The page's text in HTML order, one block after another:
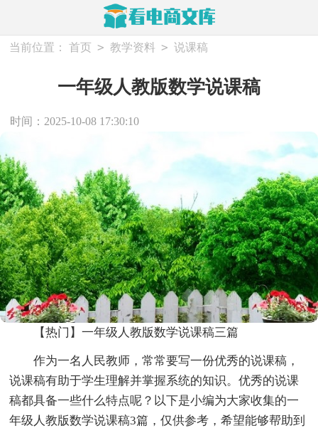
当前位置： 首页 > 教学资料 > 说课稿
一年级人教版数学说课稿
时间：2025-10-08 17:30:10
【热门】一年级人教版数学说课稿三篇
作为一名人民教师，常常要写一份优秀的说课稿，
说课稿有助于学生理解并掌握系统的知识。优秀的说课
稿都具备一些什么特点呢？以下是小编为大家收集的一
年级人教版数学说课稿3篇，仅供参考，希望能够帮助到